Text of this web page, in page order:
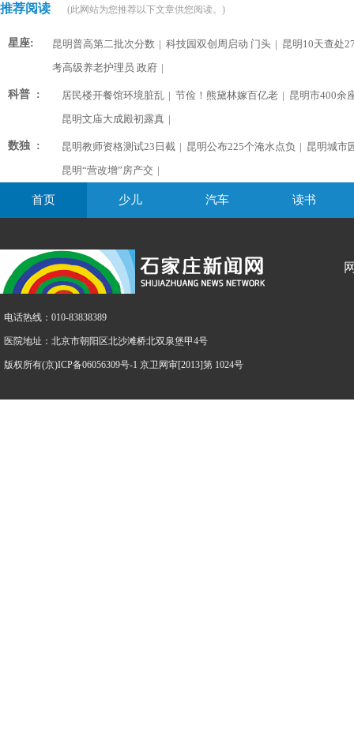
推荐阅读 (此网站为您推荐以下文章供您阅读。)
星座: 昆明普高第二批次分数 | 科技园双创周启动 门头 | 昆明10天查处
考高级养老护理员 政府 |
科普 : 居民楼开餐馆环境脏乱 | 节俭！熊黛林嫁百亿老 | 昆明市400余
昆明文庙大成殿初露真 |
数独 : 昆明教师资格测试23日截 | 昆明公布225个淹水点负 | 昆明城市
昆明“营改增”房产交 |
首页 少儿 汽车 读书
电话热线：010-83838389
医院地址：北京市朝阳区北沙滩桥北双泉堡甲4号
版权所有(京)ICP备06056309号-1 京卫网审[2013]第 1024号